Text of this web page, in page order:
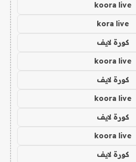
koora live
kora live
كورة لايف
koora live
كورة لايف
koora live
كورة لايف
koora live
كورة لايف